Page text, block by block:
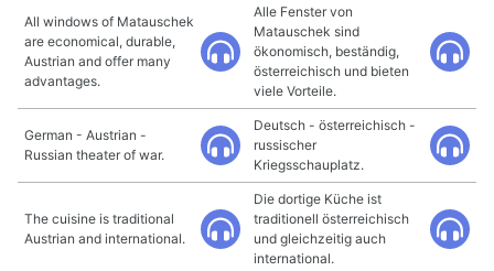
All windows of Matauschek
are economical, durable,
Austrian and offer many
advantages.
Alle Fenster von
Matauschek sind
ökonomisch, beständig,
österreichisch und bieten
viele Vorteile.
German - Austrian -
Russian theater of war.
Deutsch - österreichisch -
russischer
Kriegsschauplatz.
The cuisine is traditional
Austrian and international.
Die dortige Küche ist
traditionell österreichisch
und gleichzeitig auch
international.